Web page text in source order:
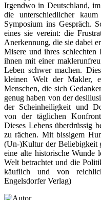
Irgendwo in Deutschland,
die unterschiedlicher
Symposium ins Gespräch.
eines sie vereint: die
Anerkennung, die sie dabei
Misere und ihres
ihnen mit einer
Leben schwer machen.
kleinen Welt der Makler,
Menschen, die sich
genug haben von der
der Scheinheiligkeit und
von der täglichen
Dieses Lebens überdrüssig
zu rächen. Mit bissigem
(Un-)Kultur der Beliebigkeit
eine alte historische Wunde
Welt betrachtet und die
käuflich und von
Engelsdorfer Verlag)